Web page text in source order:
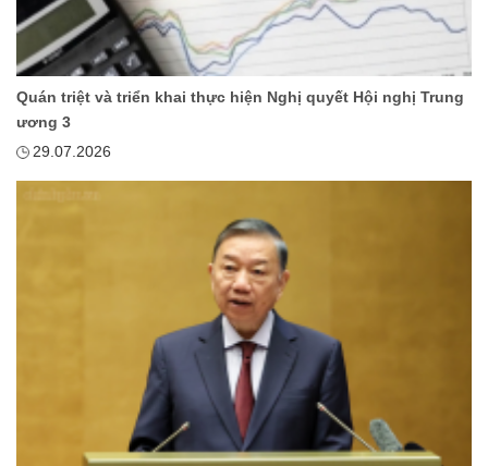
Quán triệt và triển khai thực hiện Nghị quyết Hội nghị Trung
ương 3
29.07.2026